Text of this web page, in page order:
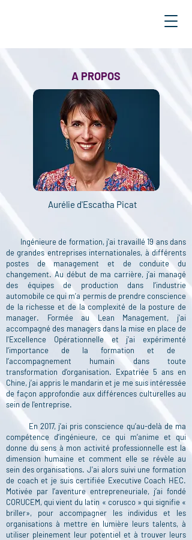
A PROPOS
Aurélie d'Escatha Picat
Ingénieure de formation, j'ai travaillé 19 ans dans
de grandes entreprises internationales, à différents
postes de management et de conduite du
changement. Au début de ma carrière, j’ai managé
des équipes de production dans l’industrie
automobile ce qui m’a permis de prendre conscience
de la richesse et de la complexité de la posture de
manager. Formée au Lean Management, j'ai
accompagné des managers dans la mise en place de
l'Excellence Opérationnelle et j'ai expérimenté
l’importance de la formation et de
l’accompagnement humain dans toute
transformation d’organisation. Expatriée 5 ans en
Chine, j’ai appris le mandarinet je me suis intéressée
de façon approfondie aux différences culturelles au
sein de l'entreprise.
En 2017, j’ai pris conscience qu’au-delà de ma
compétence d’ingénieure, ce qui m’anime et qui
donne du sens à mon activité professionnelle est la
dimension humaine et comment elle se révèle au
sein des organisations. J'ai alors suivi une formation
de coach et je suis certifiée Executive Coach HEC.
Motivée par l’aventure entrepreneuriale, j’ai fondé
CORUCEM, qui vient du latin « corusco » qui signifie «
briller», pour accompagner les individus et les
organisations à mettre en lumière leurs talents, à
utiliser pleinement leur potentiel et à trouver leurs